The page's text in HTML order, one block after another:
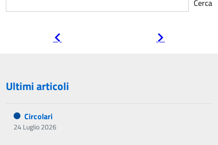
Cerca
Ultimi articoli
Circolari
24 Luglio 2026